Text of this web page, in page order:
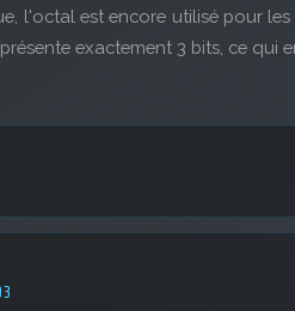
l'octal est encore utilisé pour les
exactement 3 bits, ce qui